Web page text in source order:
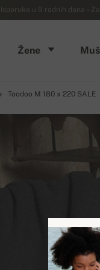
u 5 radnih dana –
Žene
Toodoo M 180 x 220 SALE